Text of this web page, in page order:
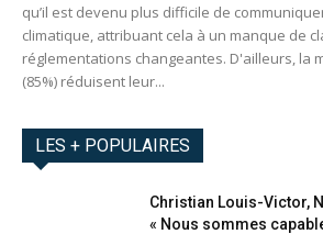
qu’il est devenu plus difficile de
climatique, attribuant cela à un manque de
réglementations changeantes. D'ailleurs, la
(85%) réduisent leur...
LES + POPULAIRES
Christian Louis-Victor,
« Nous sommes